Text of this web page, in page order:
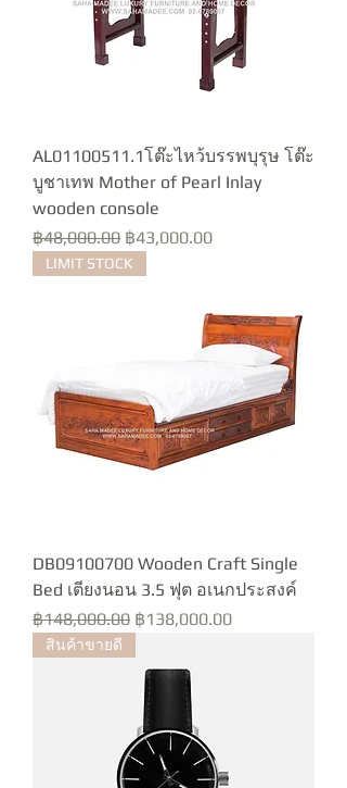
AL01100511.1โต๊ะไหว้บรรพบุรุษ โต๊ะ
บูชาเทพ Mother of Pearl Inlay
wooden console
Regular Price
฿48,000.00 Sale Price
฿43,000.00
LIMIT STOCK
DB09100700 Wooden Craft Single
Bed เตียงนอน 3.5 ฟุต อเนกประสงค์
Regular Price
฿148,000.00 Sale Price
฿138,000.00
สินค้าขายดี